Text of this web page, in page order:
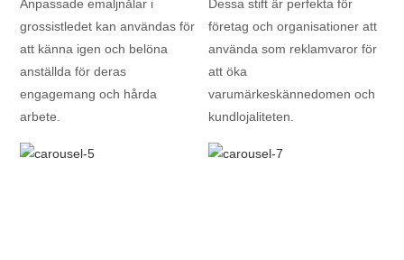
Anpassade emaljnålar i
grossistledet kan användas för
att känna igen och belöna
anställda för deras
engagemang och hårda
arbete.
Dessa stift är perfekta för
företag och organisationer att
använda som reklamvaror för
att öka
varumärkeskännedomen och
kundlojaliteten.